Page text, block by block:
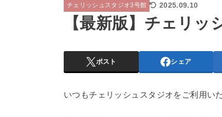
チェリッシュスタジオ3号館 2025.09.10
【最新版】チェリッ
ポスト シェア
いつもチェリッシュスタジオをご利用い